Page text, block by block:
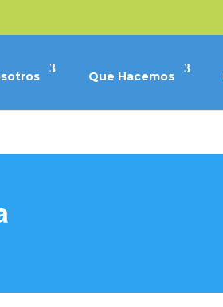
Que Hacemos